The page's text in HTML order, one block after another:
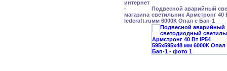
Подвесной аварийный
светильник Армстронг 40
мм 6000К Опал с Бап-1